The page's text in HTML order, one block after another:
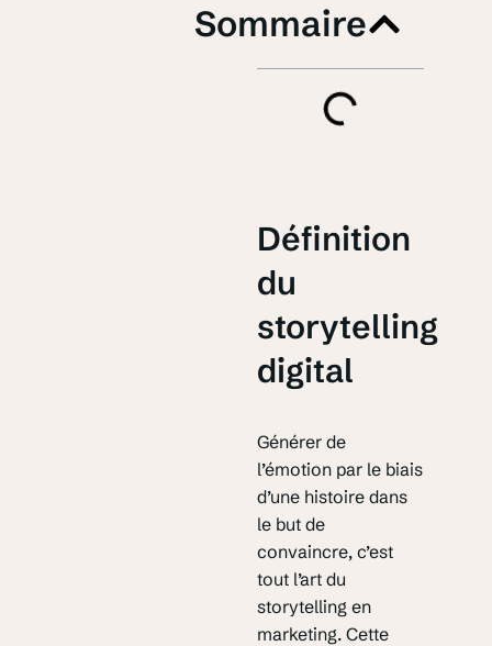
Sommaire
Définition
du
storytelling
digital
Générer de
l’émotion par le biais
d’une histoire dans
le but de
convaincre, c’est
tout l’art du
storytelling en
marketing. Cette